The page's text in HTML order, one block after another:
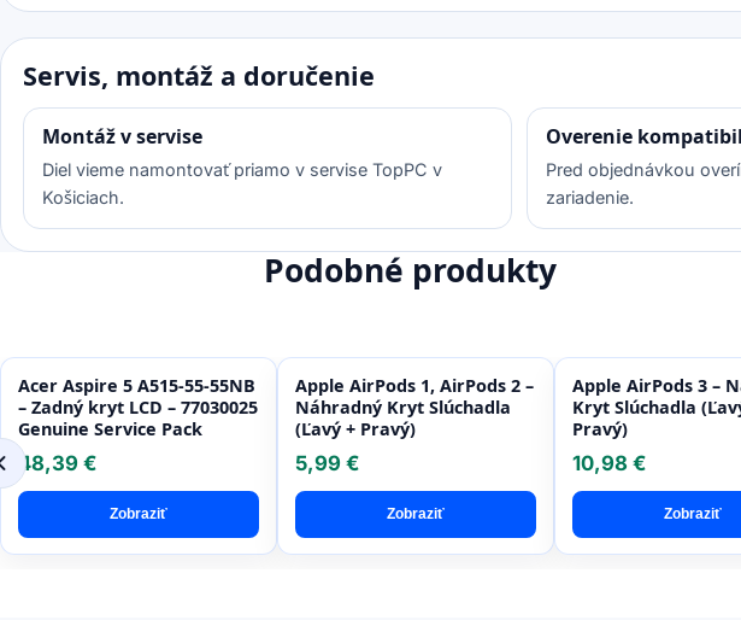
Servis, montáž a doručenie
Montáž v servise
Diel vieme namontovať priamo v servise TopPC v
Košiciach.
Overenie
Pred objednávkou
zariadenie.
Podobné produkty
Acer Aspire 5 A515-55-55NB
– Zadný kryt LCD – 77030025
Genuine Service Pack
48,39 €
Zobraziť
Apple AirPods 1, AirPods 2 –
Náhradný Kryt Slúchadla
(Ľavý + Pravý)
5,99 €
Zobraziť
Apple AirPods 3 –
Kryt Slúchadla
Pravý)
10,98 €
Zobraziť